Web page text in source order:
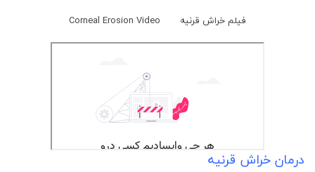
فیلم خراش قرنیه Corneal Erosion Video
درمان خراش قرنیه